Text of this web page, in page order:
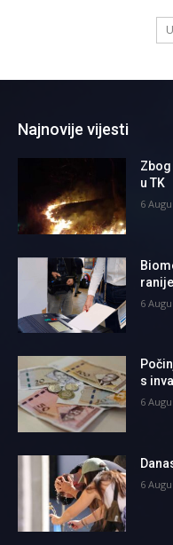
Najnovije vijesti
u TK
6
6
s
6
6